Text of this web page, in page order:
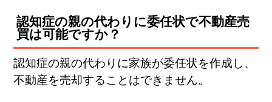
認知症の親の代わりに委任状で不動産売
買は可能ですか？
認知症の親の代わりに家族が委任状を作成し、
不動産を売却することはできません。